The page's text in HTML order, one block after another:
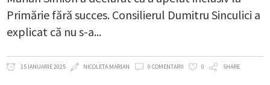
Primărie fără succes. Consilierul Dumitru Sinculici a
explicat că nu s-a
15 IANUARIE 2025 NICOLETA MARIAN 0 COMENTARII 0 SHARE